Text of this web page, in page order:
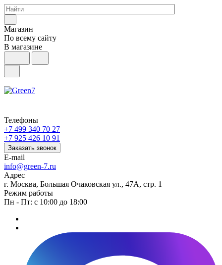
Магазин
По всему сайту
В магазине
Телефоны
+7 499 340 70 27
+7 925 426 10 91
Заказать звонок
E-mail
info@green-7.ru
Адрес
г. Москва, Большая Очаковская ул., 47А, стр. 1
Режим работы
Пн - Пт: с 10:00 до 18:00